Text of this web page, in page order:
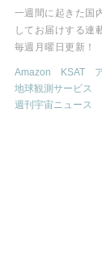
一週間に起きた国
してお届けする連
毎週月曜日更新！
Amazon KSAT
地球観測サービス
週刊宇宙ニュース